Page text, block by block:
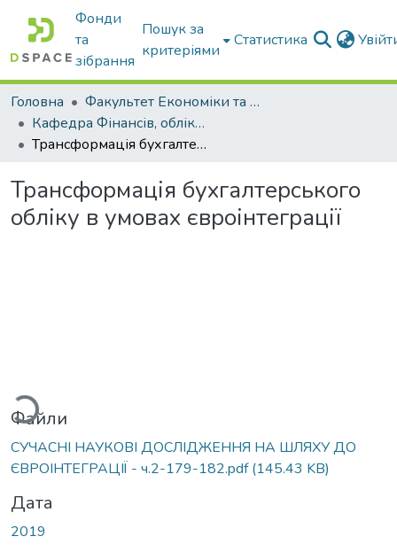
Фонди
та
зібрання
Пошук за
критеріями
Статистика
Головна
Факультет Економіки та бізнесу
Кафедра Фінансів, обліку і оподаткування
Трансформація бухгалтерського обліку в умовах євроінтеграції
Трансформація бухгалтерського
обліку в умовах євроінтеграції
Файли
СУЧАСНІ НАУКОВІ ДОСЛІДЖЕННЯ НА ШЛЯХУ ДО
ЄВРОІНТЕГРАЦІЇ - ч.2-179-182.pdf(145.43 KB)
Дата
2019